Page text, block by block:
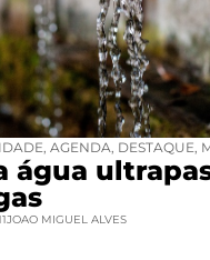
, AGENDA, DESTAQUE,
água
JOAO MIGUEL ALVES